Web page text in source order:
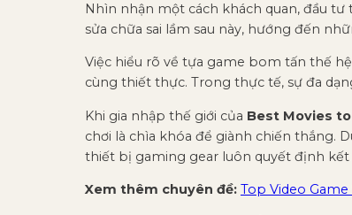
Nhìn nhận một cách khách quan, đầu
sửa chữa sai lầm sau này, hướng đến
Việc hiểu rõ về tựa game bom tấn thế
cùng thiết thực. Trong thực tế, sự đa
Khi gia nhập thế giới của Best Movies
chơi là chìa khóa để giành chiến thắng.
thiết bị gaming gear luôn quyết định kết
Xem thêm chuyên đề: Top Video